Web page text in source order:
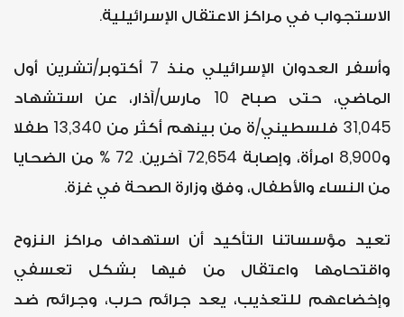
الاستجواب في مراكز الاعتقال الإسرائيلية.
وأسفر العدوان الإسرائيلي منذ 7 أكتوبر/تشرين أول
الماضي، حتى صباح 10 مارس/آذار، عن استشهاد
31,045 فلسطيني/ة من بينهم أكثر من 13,340 طفلا
و8,900 امرأة، وإصابة 72,654 آخرين. 72 % من الضحايا
من النساء والأطفال، وفق وزارة الصحة في غزة.
تعيد مؤسساتنا التأكيد أن استهداف مراكز النزوح
واقتحامها واعتقال من فيها بشكل تعسفي
وإخضاعهم للتعذيب، يعد جرائم حرب، وجرائم ضد